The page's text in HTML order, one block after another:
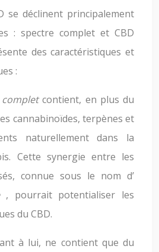
se déclinent principalement
: spectre complet et CBD
des caractéristiques et
:
completcontient, en plus du
cannabinoïdes, terpènes et
naturellement dans la
Cette synergie entre les
connue sous le nom d’
, pourrait potentialiser les
du CBD.
à lui, ne contient que du